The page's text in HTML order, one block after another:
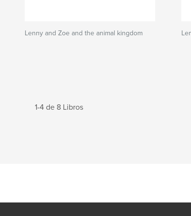
Lenny and Zoe and the animal kingdom
1-4 de 8 Libros